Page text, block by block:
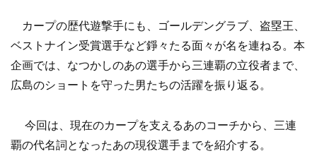
カープの歴代遊撃手にも、ゴールデングラブ、盗塁王、
ベストナイン受賞選手など錚々たる面々が名を連ねる。本
企画では、なつかしのあの選手から三連覇の立役者まで、
広島のショートを守った男たちの活躍を振り返る。
今回は、現在のカープを支えるあのコーチから、三連
覇の代名詞となったあの現役選手までを紹介する。